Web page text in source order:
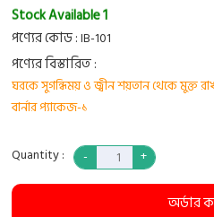
Stock Available 1
পণ্যের কোড :IB-101
পণ্যের বিস্তারিত :
ঘরকে সুগন্ধিময় ও জ্বীন শয়তান থেকে মুক্ত
বার্নার প্যাকেজ-১
Quantity :
অর্ডার